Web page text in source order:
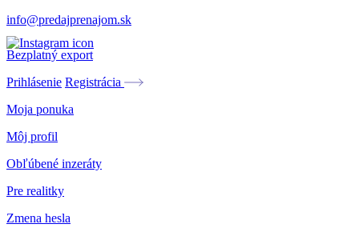
info@predajprenajom.sk
Bezplatný export
Prihlásenie Registrácia
Moja ponuka
Môj profil
Obľúbené inzeráty
Pre realitky
Zmena hesla